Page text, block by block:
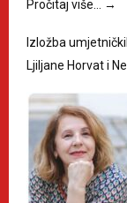
Pročitaj više…
→
Izložba
Ljiljane Horvat i